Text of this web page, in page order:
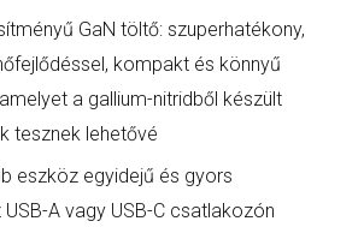
GaN töltő: szuperhatékony,
kompakt és könnyű
a gallium-nitridből készült
tesznek lehetővé
eszköz egyidejű és gyors
A vagy USB-C csatlakozón